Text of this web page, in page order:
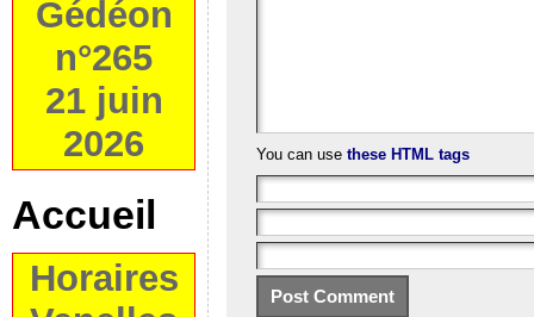
Gédéon
n°265
21 juin
2026
Accueil
Horaires
You can use these HTML tags